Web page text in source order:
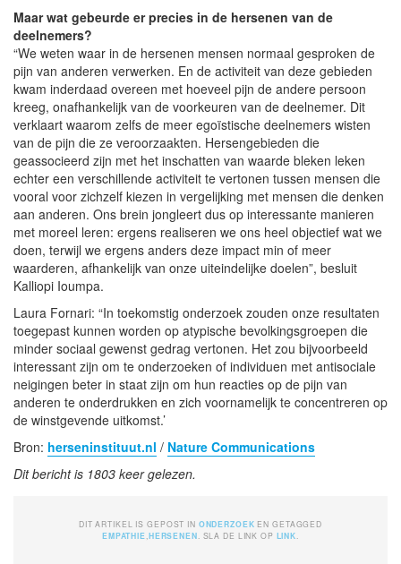
Maar wat gebeurde er precies in de hersenen van de
deelnemers?
“We weten waar in de hersenen mensen normaal gesproken de
pijn van anderen verwerken. En de activiteit van deze gebieden
kwam inderdaad overeen met hoeveel pijn de andere persoon
kreeg, onafhankelijk van de voorkeuren van de deelnemer. Dit
verklaart waarom zelfs de meer egoïstische deelnemers wisten
van de pijn die ze veroorzaakten. Hersengebieden die
geassocieerd zijn met het inschatten van waarde bleken leken
echter een verschillende activiteit te vertonen tussen mensen die
vooral voor zichzelf kiezen in vergelijking met mensen die denken
aan anderen. Ons brein jongleert dus op interessante manieren
met moreel leren: ergens realiseren we ons heel objectief wat we
doen, terwijl we ergens anders deze impact min of meer
waarderen, afhankelijk van onze uiteindelijke doelen”, besluit
Kalliopi Ioumpa.
Laura Fornari: “In toekomstig onderzoek zouden onze resultaten
toegepast kunnen worden op atypische bevolkingsgroepen die
minder sociaal gewenst gedrag vertonen. Het zou bijvoorbeeld
interessant zijn om te onderzoeken of individuen met antisociale
neigingen beter in staat zijn om hun reacties op de pijn van
anderen te onderdrukken en zich voornamelijk te concentreren op
de winstgevende uitkomst.’
Bron: herseninstituut.nl / Nature Communications
Dit bericht is 1803 keer gelezen.
DIT ARTIKEL IS GEPOST IN ONDERZOEK EN GETAGGED
EMPATHIE HERSENEN . SLA DE LINK OP LINK